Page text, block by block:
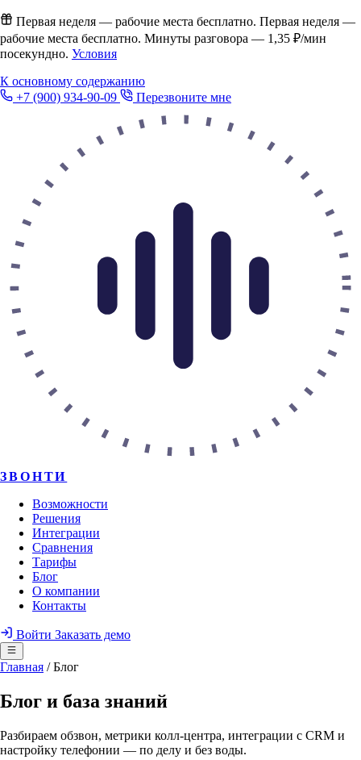
Первая неделя — рабочие места бесплатно. Первая неделя —
рабочие места бесплатно. Минуты разговора — 1,35 ₽/мин
посекундно. Условия
К основному содержанию
+7 (900) 934-90-09
Перезвоните мне
ЗВОНТИ
Возможности
Решения
Интеграции
Сравнения
Тарифы
Блог
О компании
Контакты
Войти Заказать демо
Главная / Блог
Блог и база знаний
Разбираем обзвон, метрики колл-центра, интеграции с CRM и
настройку телефонии — по делу и без воды.